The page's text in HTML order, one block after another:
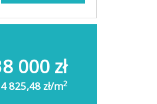
000 zł
825,48 zł/m2